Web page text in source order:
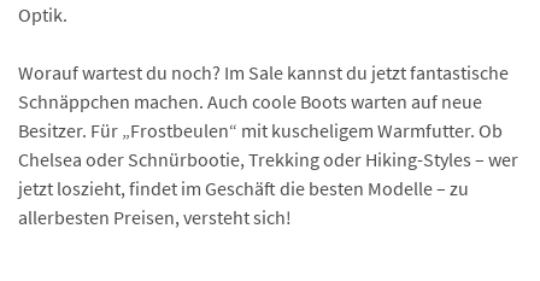
Optik.
Worauf wartest du noch? Im Sale kannst du jetzt fantastische
Schnäppchen machen. Auch coole Boots warten auf neue
Besitzer. Für „Frostbeulen“ mit kuscheligem Warmfutter. Ob
Chelsea oder Schnürbootie, Trekking oder Hiking-Styles – wer
jetzt loszieht, findet im Geschäft die besten Modelle – zu
allerbesten Preisen, versteht sich!